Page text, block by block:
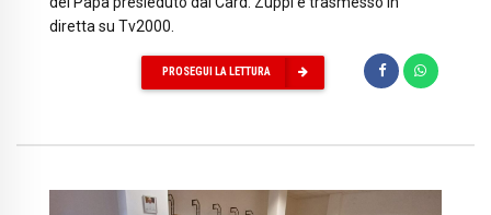
diretta su Tv2000.
PROSEGUI LA LETTURA